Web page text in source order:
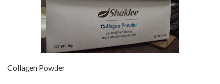
Collagen Powder